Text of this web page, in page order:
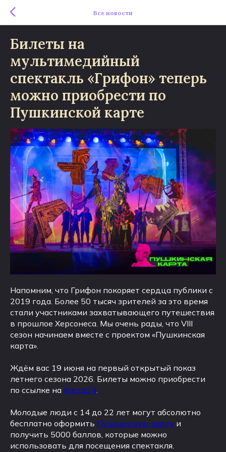
Все новости
Билеты на
мультимедийный
спектакль «Грифон» теперь
можно приобрести по
Пушкинской карте
Напомним, что Грифон покоряет сердца публики с
2019 года. Более 50 тысяч зрителей за это время
стали участниками захватывающего путешествия
в прошлое Херсонеса. Мы очень рады, что VIII
сезон начинаем вместе с проектом «Пушкинская
карта».
Ждём вас 19 июня на первый открытый показ
летнего сезона 2026. Билеты можно приобрести
по ссылке на Касса24.
Молодые люди с 14 до 22 лет могут абсолютно
бесплатно оформить Пушкинскую карту и
получить 5000 баллов, которые можно
использовать для посещения спектакля.